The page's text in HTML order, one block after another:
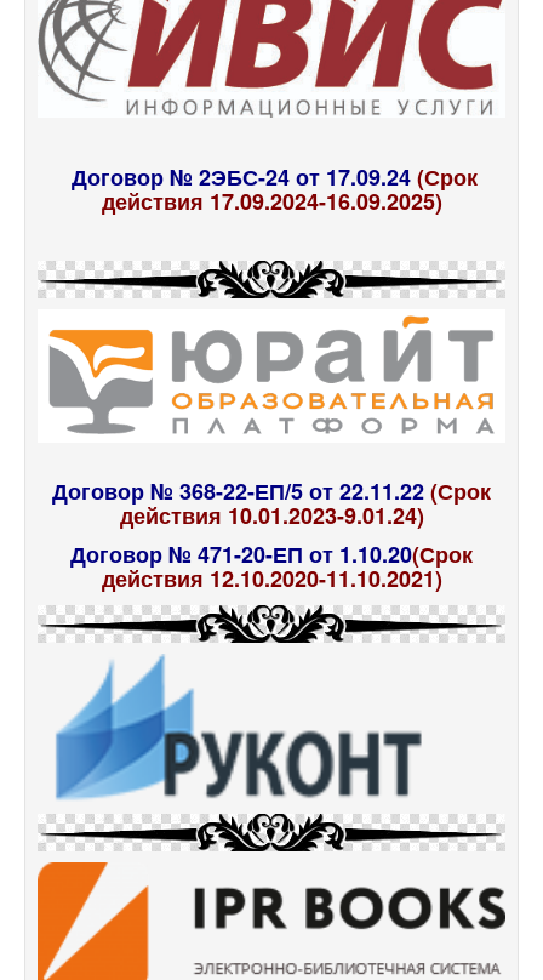
Договор № 2ЭБС-24 от 17.09.24(Срок
действия 17.09.2024-16.09.2025)
Договор № 368-22-ЕП/5 от 22.11.22(Срок
действия 10.01.2023-9.01.24)
Договор № 471-20-ЕП от 1.10.20(Срок
действия 12.10.2020-11.10.2021)